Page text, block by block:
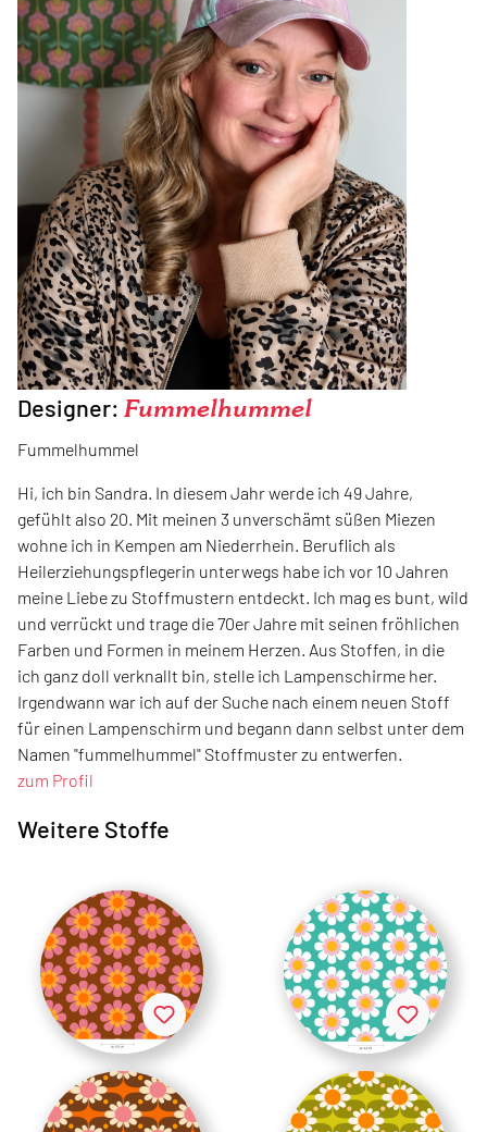
Designer: Fummelhummel
Fummelhummel
Hi, ich bin Sandra. In diesem Jahr werde ich 49 Jahre,
gefühlt also 20. Mit meinen 3 unverschämt süßen Miezen
wohne ich in Kempen am Niederrhein. Beruflich als
Heilerziehungspflegerin unterwegs habe ich vor 10 Jahren
meine Liebe zu Stoffmustern entdeckt. Ich mag es bunt, wild
und verrückt und trage die 70er Jahre mit seinen fröhlichen
Farben und Formen in meinem Herzen. Aus Stoffen, in die
ich ganz doll verknallt bin, stelle ich Lampenschirme her.
Irgendwann war ich auf der Suche nach einem neuen Stoff
für einen Lampenschirm und begann dann selbst unter dem
Namen "fummelhummel" Stoffmuster zu entwerfen.
zum Profil
Weitere Stoffe